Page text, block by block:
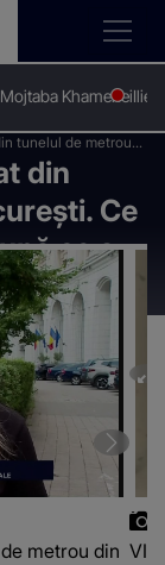
Mojtaba KhameneiIlie
tunelul de metrou
acum cu el, după ce
din
Ce
ce a
metrou din